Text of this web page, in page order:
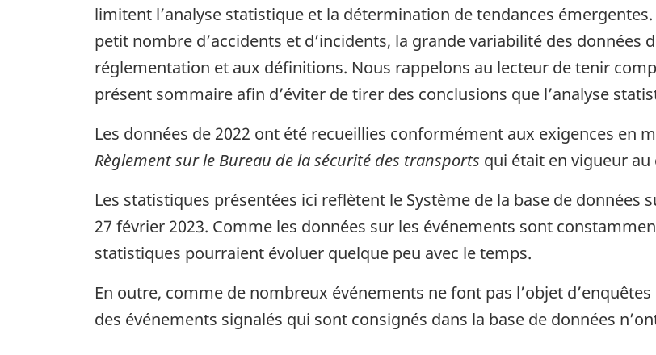
limitent l’analyse statistique et la détermination de tendances
petit nombre d’accidents et d’incidents, la grande variabilité des données
réglementation et aux définitions. Nous rappelons au lecteur de tenir
présent sommaire afin d’éviter de tirer des conclusions que l’analyse
Les données de 2022 ont été recueillies conformément aux exigences en
Règlement sur le Bureau de la sécurité des transports qui était en vigueur
Les statistiques présentées ici reflètent le Système de la base de données
27 février 2023. Comme les données sur les événements sont
statistiques pourraient évoluer quelque peu avec le temps.
En outre, comme de nombreux événements ne font pas l’objet
des événements signalés qui sont consignés dans la base de données